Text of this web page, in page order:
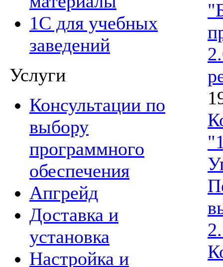
1С для учебных
заведений
Услуги
Консультации по
выбору
программного
обеспечения
Апгрейд
Доставка и
установка
Настройка и